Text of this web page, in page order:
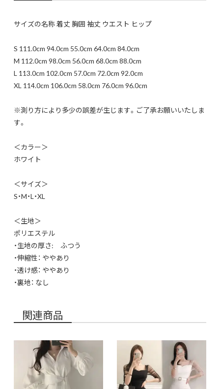
サイズの名称 着丈 胸囲 袖丈 ウエスト ヒップ
S 111.0cm 94.0cm 55.0cm 64.0cm 84.0cm
M 112.0cm 98.0cm 56.0cm 68.0cm 88.0cm
L 113.0cm 102.0cm 57.0cm 72.0cm 92.0cm
XL 114.0cm 106.0cm 58.0cm 76.0cm 96.0cm
※測り方により多少の誤差が生じます。ご了承お願いいたしま
す。
＜カラー＞
ホワイト
＜サイズ＞
S・M・L・XL
＜生地＞
ポリエステル
・生地の厚さ: ふつう
・伸縮性： ややあり
・透け感： ややあり
・裏地： なし
関連商品